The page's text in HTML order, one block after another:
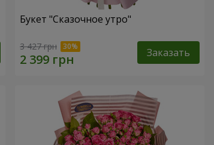
Букет "Сказочное утро"
3 427 грн Заказать